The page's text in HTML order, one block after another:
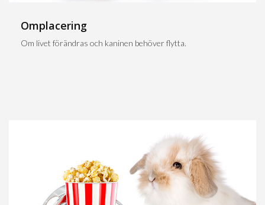
Omplacering
Om livet förändras och kaninen behöver flytta.